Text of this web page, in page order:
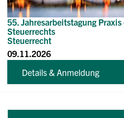
55. Jahresarbeitstagung
Steuerrechts
Steuerrecht
09.11.2026
Details & Anmeldung